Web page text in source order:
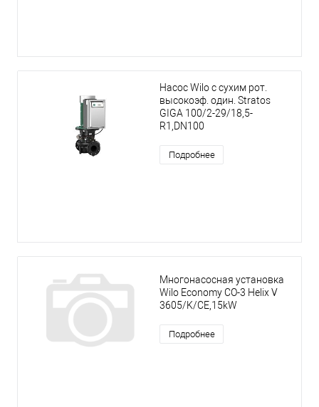
Насос Wilo с сухим рот.
высокоэф. один. Stratos
GIGA 100/2-29/18,5-
R1,DN100
Подробнее
Многонасосная установка
Wilo Economy CO-3 Helix V
3605/K/CE,15kW
Подробнее